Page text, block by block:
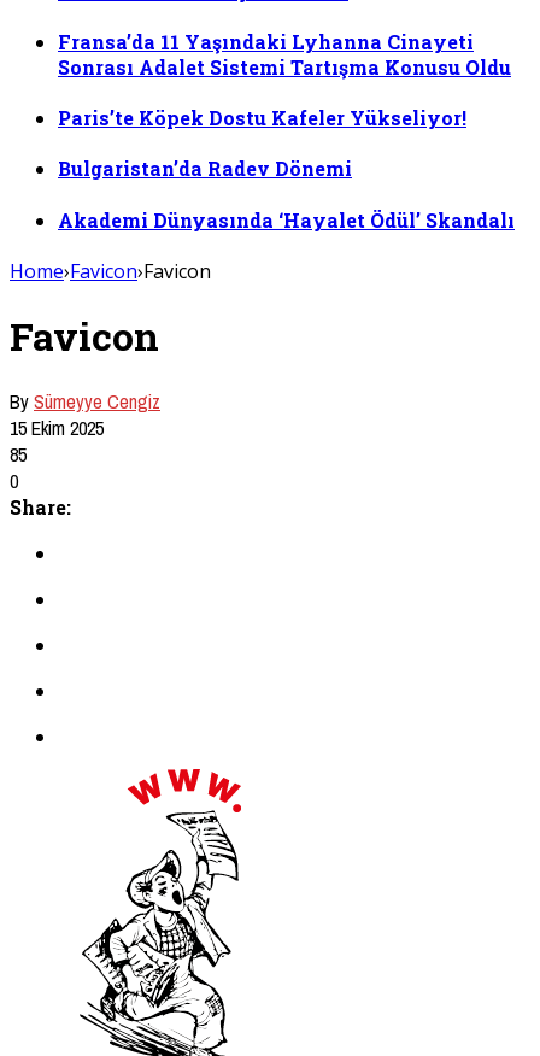
Fransa’da 11 Yaşındaki Lyhanna Cinayeti
Sonrası Adalet Sistemi Tartışma Konusu Oldu
Paris’te Köpek Dostu Kafeler Yükseliyor!
Bulgaristan’da Radev Dönemi
Akademi Dünyasında ‘Hayalet Ödül’ Skandalı
Home›Favicon›Favicon
Favicon
BySümeyye Cengiz
15 Ekim 2025
85
0
Share: